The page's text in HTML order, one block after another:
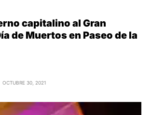
capitalino al Gran
de Muertos en Paseo de la
OCTUBRE 30, 2021